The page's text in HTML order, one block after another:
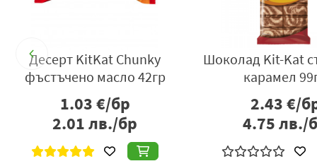
Десерт KitKat Chunky
фъстъчено масло 42гр
1.03€/бр
2.01лв./бр
Шоколад Kit-Kat
карамел
2.43€/
4.75лв./